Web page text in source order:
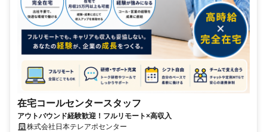
在宅コールセンタースタッフ
アウトバウンド経験歓迎！フルリモート×高収入
株式会社日本テレアポセンター